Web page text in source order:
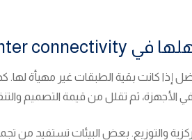
إذا كانت بقية الطبقات غير مهيأة لها.
ثم تقلل من قيمة التصميم والتنفيذ
والتوزيع. بعض البيئات تستفيد من